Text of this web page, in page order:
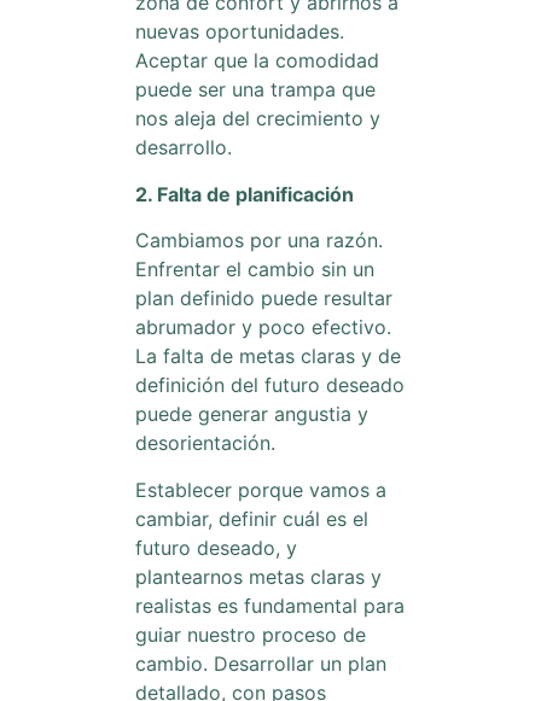
nuevas oportunidades.
Aceptar que la comodidad
puede ser una trampa que
nos aleja del crecimiento y
desarrollo.
2. Falta de planificación
Cambiamos por una razón.
Enfrentar el cambio sin un
plan definido puede resultar
abrumador y poco efectivo.
La falta de metas claras y de
definición del futuro deseado
puede generar angustia y
desorientación.
Establecer porque vamos a
cambiar, definir cuál es el
futuro deseado, y
plantearnos metas claras y
realistas es fundamental para
guiar nuestro proceso de
cambio. Desarrollar un plan
detallado, con pasos